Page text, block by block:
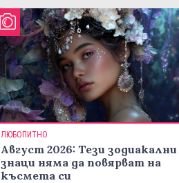
ЛЮБОПИТНО
Август 2026: Тези зодиакални
знаци няма да повярват на
късмета си